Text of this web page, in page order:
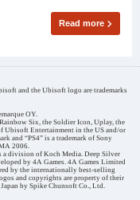
Read more
and the Ubisoft logo are trademarks
OY.
Six, the Soldier Icon, Uplay, the
Ubisoft Entertainment in the US and/or
and “PS4” is a trademark of Sony
2006.
division of Koch Media. Deep Silver
by 4A Games. 4A Games Limited
by the internationally best-selling
and copyrights are property of their
by Spike Chunsoft Co., Ltd.